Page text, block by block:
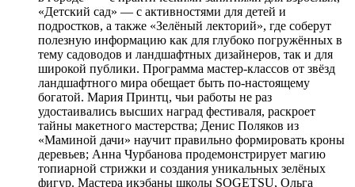
«Детский сад» — с активностями для детей и
подростков, а также «Зелёный лекторий», где соберут
полезную информацию как для глубоко погружённых в
тему садоводов и ландшафтных дизайнеров, так и для
широкой публики. Программа мастер-классов от звёзд
ландшафтного мира обещает быть по-настоящему
богатой. Мария Принтц, чьи работы не раз
удостаивались высших наград фестиваля, раскроет
тайны макетного мастерства; Денис Поляков из
«Маминой дачи» научит правильно формировать кроны
деревьев; Анна Чурбанова продемонстрирует магию
топиарной стрижки и создания уникальных зелёных
фигур. Мастера икэбаны школы SOGETSU, Ольга